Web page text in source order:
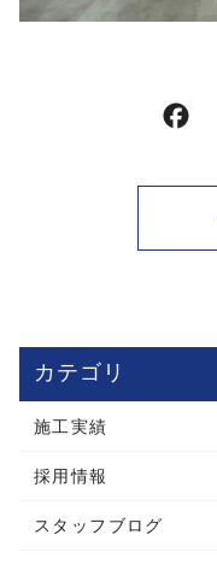
カテゴリ
施工実績
採用情報
スタッフブログ